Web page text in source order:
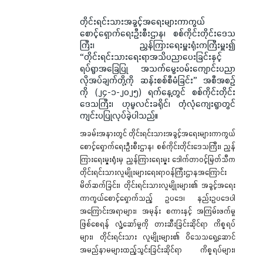
တိုင်းရင်းသားအခွင့်အရေးများကာကွယ်
စောင့်ရှောက်ရေးဦးစီးဌာန၊ စစ်ကိုင်းတိုင်းဒေသ
ကြီး၊ ညွှန်ကြားရေးမှူးရုံးကကြီးမှူး၍
“တိုင်းရင်းသားရေးရာအသိပညာပေးခြင်းနှင့်
ရပ်ရွာအခြေပြု အသက်မွေးဝမ်းကျောင်းပညာ
လိုအပ်ချက်တို့ကို ဆန်းစစ်စီမံခြင်း” အစီအစဉ်
ကို (၂၄-၁-၂၀၂၅) ရက်နေ့တွင် စစ်ကိုင်းတိုင်း
ဒေသကြီး၊ ဟုမ္မလင်းခရိုင်၊ တုံလုံကျေးရွာတွင်
ကျင်းပပြုလုပ်ခဲ့ပါသည်။
အခမ်းအနားတွင် တိုင်းရင်းသားအခွင့်အရေးများကာကွယ်
စောင့်ရှောက်ရေးဦးစီးဌာန၊ စစ်ကိုင်းတိုင်းဒေသကြီး၊ ညွှန်
ကြားရေးမှူးရုံးမှ ညွှန်ကြားရေးမှူး ဒေါက်တာဝင့်မြတ်သီက
တိုင်းရင်းသားလူမျိုးများရေးရာဝန်ကြီးဌာနအကြောင်း
မိတ်ဆက်ခြင်း၊ တိုင်းရင်းသားလူမျိုးများ၏ အခွင့်အရေး
ကာကွယ်စောင့်ရှောက်သည့် ဥပဒေ၊ နည်းဥပဒေပါ
အကြောင်းအရာများ၊ အမုန်း စကားနှင့် အကြမ်းဖက်မှု
ဖြစ်စေရန် လှုံ့ဆော်မှုကို တားဆီးခြင်းဆိုင်ရာ ကိစ္စရပ်
များ၊ တိုင်းရင်းသား လူမျိုးများ၏ ဝိသေသရှေ့ဆောင်
အမည်နာမများထည့်သွင်းခြင်းဆိုင်ရာ ကိစ္စရပ်များ၊